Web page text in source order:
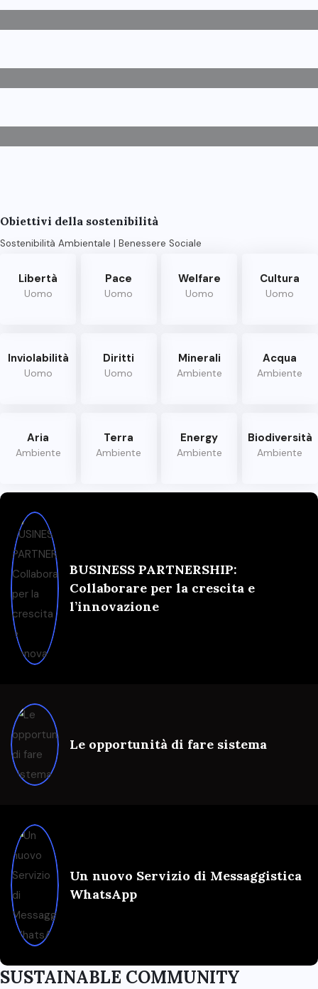
Obiettivi della sostenibilità
Sostenibilità Ambientale | Benessere Sociale
Libertà
Uomo
Pace
Uomo
Welfare
Uomo
Cultura
Uomo
Inviolabilità
Uomo
Diritti
Uomo
Minerali
Ambiente
Acqua
Ambiente
Aria
Ambiente
Terra
Ambiente
Energy
Ambiente
Biodiversità
Ambiente
BUSINESS PARTNERSHIP:
Collaborare per la crescita e
l’innovazione
Le opportunità di fare sistema
Un nuovo Servizio di Messaggistica
WhatsApp
SUSTAINABLE COMMUNITY